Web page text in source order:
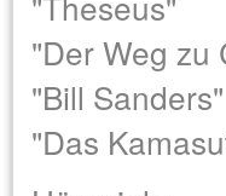
"Der Weg zu
"Bill Sanders"
"Das